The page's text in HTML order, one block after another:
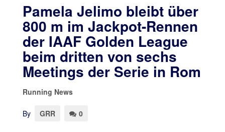
Pamela Jelimo bleibt über
800 m im Jackpot-Rennen
der IAAF Golden League
beim dritten von sechs
Meetings der Serie in Rom
Running News
By GRR 0